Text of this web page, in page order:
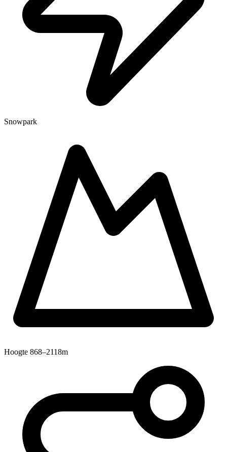
Snowpark
Hoogte 868–2118m